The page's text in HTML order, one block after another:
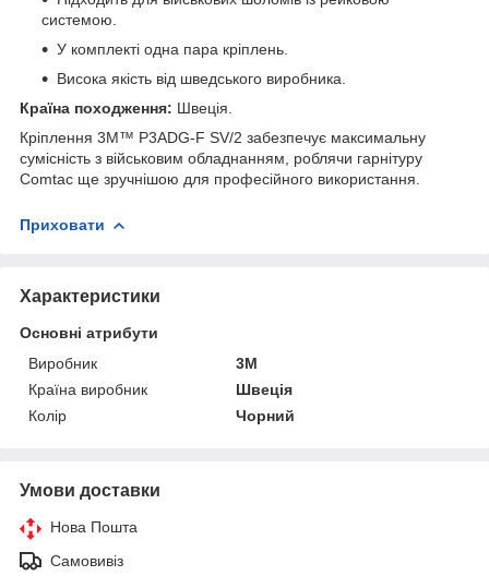
системою.
У комплекті одна пара кріплень.
Висока якість від шведського виробника.
Країна походження: Швеція.
Кріплення 3M™ P3ADG-F SV/2 забезпечує максимальну
сумісність з військовим обладнанням, роблячи гарнітуру
Comtac ще зручнішою для професійного використання.
Приховати
Характеристики
Основні атрибути
Виробник
3М
Країна виробник
Швеція
Колір
Чорний
Умови доставки
Нова Пошта
Самовивіз